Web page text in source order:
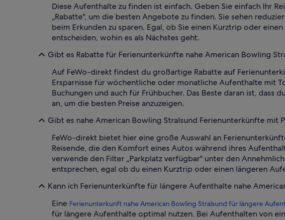
Diese Aufenthalte zu finden ist einfach. Geben Sie einfach Ihr
„Rabatte", um die besten Angebote zu finden. Sie sehen
beim Erkunden zu sparen. Egal, ob Sie einen Kurztrip oder
entscheiden, wohin es als Nächstes geht.
Gibt es Rabatte für Ferienunterkünfte nahe American Bowling
Auf FeWo-direkt findest du großartige Rabatte auf
Ersparnisse für wöchentliche oder monatliche Aufenthalte mit
Buchungen und auch für Frühbucher. Das Beste daran ist,
an, um die besten Preise anzuzeigen.
Gibt es nahe American Bowling Stralsund Ferienunterkünfte mit
FeWo-direkt bietet hier eine große Auswahl an
Reisende, die den Komfort eines Autos während ihres
verwende den Filter „Parkplatz verfügbar" unter den
entsprechen, egal ob du einen Kurztrip oder einen längeren
Kann ich Ferienunterkünfte für längere Aufenthalte nahe
Eine Ferienunterkunft nahe American Bowling Stralsund für längere
für längere Aufenthalte optimal nutzen. Bei Aufenthalten von